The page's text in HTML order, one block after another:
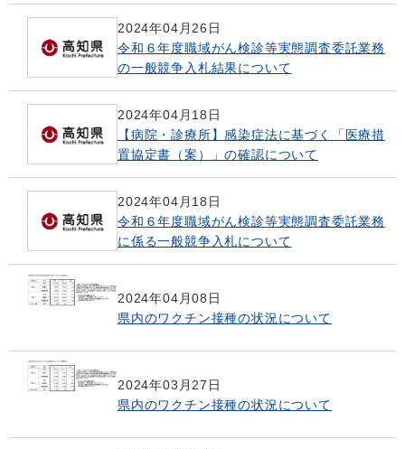
2024年04月26日
令和６年度職域がん検診等実態調査委託業務
の一般競争入札結果について
2024年04月18日
【病院・診療所】感染症法に基づく「医療措
置協定書（案）」の確認について
2024年04月18日
令和６年度職域がん検診等実態調査委託業務
に係る一般競争入札について
2024年04月08日
県内のワクチン接種の状況について
2024年03月27日
県内のワクチン接種の状況について